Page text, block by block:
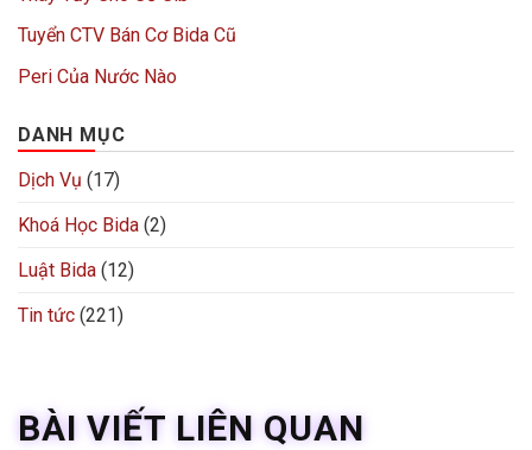
Tuyển CTV Bán Cơ Bida Cũ
Peri Của Nước Nào
DANH MỤC
Dịch Vụ (17)
Khoá Học Bida (2)
Luật Bida (12)
Tin tức (221)
BÀI VIẾT LIÊN QUAN